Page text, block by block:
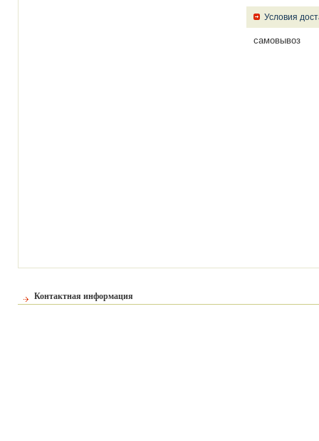
Условия
самовывоз
Контактная информация